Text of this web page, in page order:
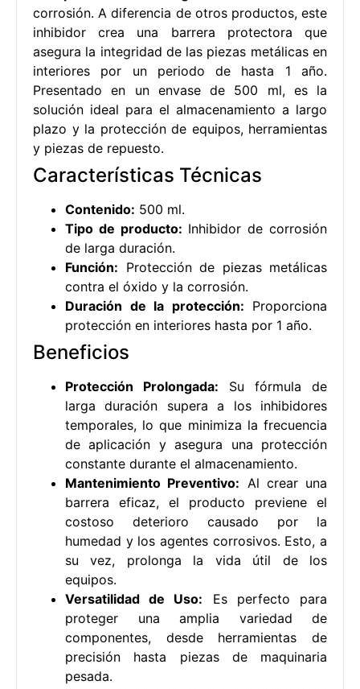
corrosión. A diferencia de otros productos, este
inhibidor crea una barrera protectora que
asegura la integridad de las piezas metálicas en
interiores por un periodo de hasta 1 año.
Presentado en un envase de 500 ml, es la
solución ideal para el almacenamiento a largo
plazo y la protección de equipos, herramientas
y piezas de repuesto.
Características Técnicas
Contenido: 500 ml.
Tipo de producto: Inhibidor de corrosión
de larga duración.
Función: Protección de piezas metálicas
contra el óxido y la corrosión.
Duración de la protección: Proporciona
protección en interiores hasta por 1 año.
Beneficios
Protección Prolongada: Su fórmula de
larga duración supera a los inhibidores
temporales, lo que minimiza la frecuencia
de aplicación y asegura una protección
constante durante el almacenamiento.
Mantenimiento Preventivo: Al crear una
barrera eficaz, el producto previene el
costoso deterioro causado por la
humedad y los agentes corrosivos. Esto, a
su vez, prolonga la vida útil de los
equipos.
Versatilidad de Uso: Es perfecto para
proteger una amplia variedad de
componentes, desde herramientas de
precisión hasta piezas de maquinaria
pesada.